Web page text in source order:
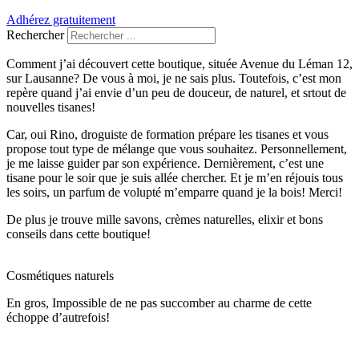
Adhérez gratuitement
Rechercher
Comment j’ai découvert cette boutique, située Avenue du Léman 12,
sur Lausanne? De vous à moi, je ne sais plus. Toutefois, c’est mon
repère quand j’ai envie d’un peu de douceur, de naturel, et srtout de
nouvelles tisanes!
Car, oui Rino, droguiste de formation prépare les tisanes et vous
propose tout type de mélange que vous souhaitez. Personnellement,
je me laisse guider par son expérience. Dernièrement, c’est une
tisane pour le soir que je suis allée chercher. Et je m’en réjouis tous
les soirs, un parfum de volupté m’emparre quand je la bois! Merci!
De plus je trouve mille savons, crèmes naturelles, elixir et bons
conseils dans cette boutique!
Cosmétiques naturels
En gros, Impossible de ne pas succomber au charme de cette
échoppe d’autrefois!